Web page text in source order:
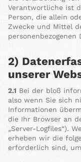
Verantwortliche ist
Person, die allein
Zwecke und Mittel
2)
unserer
2.1 Bei der bloß
also wenn Sie sich
Informationen
die Ihr Browser an
„Server-Logfiles“).
erheben wir die
erforderlich sind,